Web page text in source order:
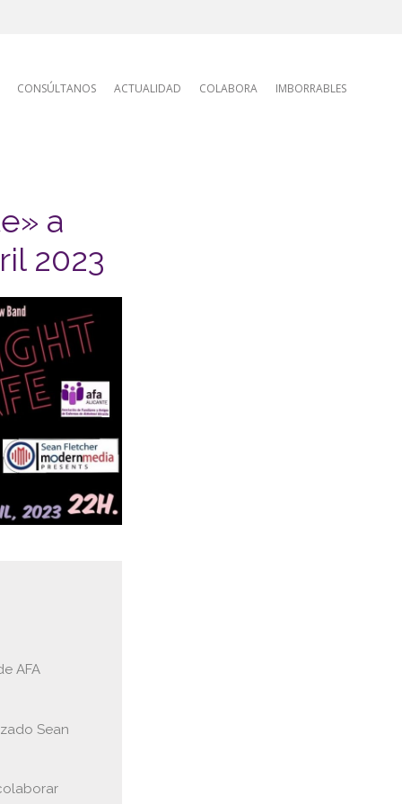
CONSÚLTANOS ACTUALIDAD COLABORA IMBORRABLES
a
2023
AFA
Sean